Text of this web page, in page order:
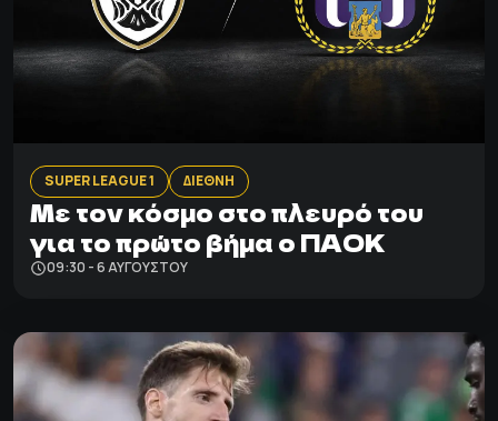
SUPER LEAGUE 1 ΔΙΕΘΝΗ
Με τον κόσμο στο πλευρό του
για το πρώτο βήμα ο ΠΑΟΚ
09:30 - 6 ΑΥΓΟΎΣΤΟΥ